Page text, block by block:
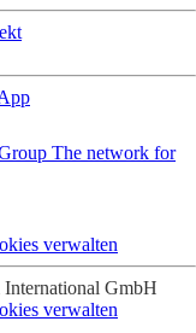
The network for
verwalten
GmbH
verwalten